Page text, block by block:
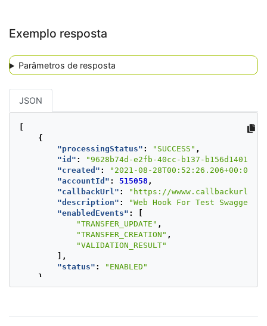
Exemplo resposta
Parâmetros de resposta
JSON
{
"processingStatus" : "SUCCESS" ,
"id" :
"9628b74d-e2fb-40cc-b137-b156d1401641"
"created" : "2021-08-28T00:52:26.206+00:00"
"accountId" : 515058 ,
"callbackUrl" :
"https://
"description" : "Web Hook For Test Swagger"
"enabledEvents" :
"TRANSFER_UPDATE" ,
"TRANSFER_CREATION" ,
"VALIDATION_RESULT"
],
"status" :
"ENABLED"
},
{